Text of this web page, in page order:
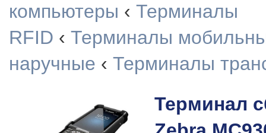
компьютеры ‹ Терминалы
RFID ‹ Терминалы
наручные ‹ Терминалы
Терминал